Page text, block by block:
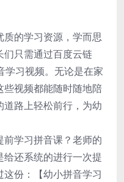
的学习资源，学而思
们只需通过百度云链
学习视频。无论是在家
些视频都能随时随地陪
路上轻松前行，为幼
学习拼音课？老师的
还系统的进行一次提
份：【幼小拼音学习